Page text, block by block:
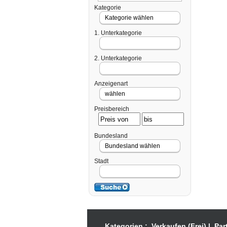
Kategorie
1. Unterkategorie
2. Unterkategorie
Anzeigenart
Preisbereich
Bundesland
Stadt